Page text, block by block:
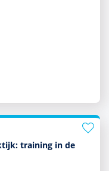
training in de